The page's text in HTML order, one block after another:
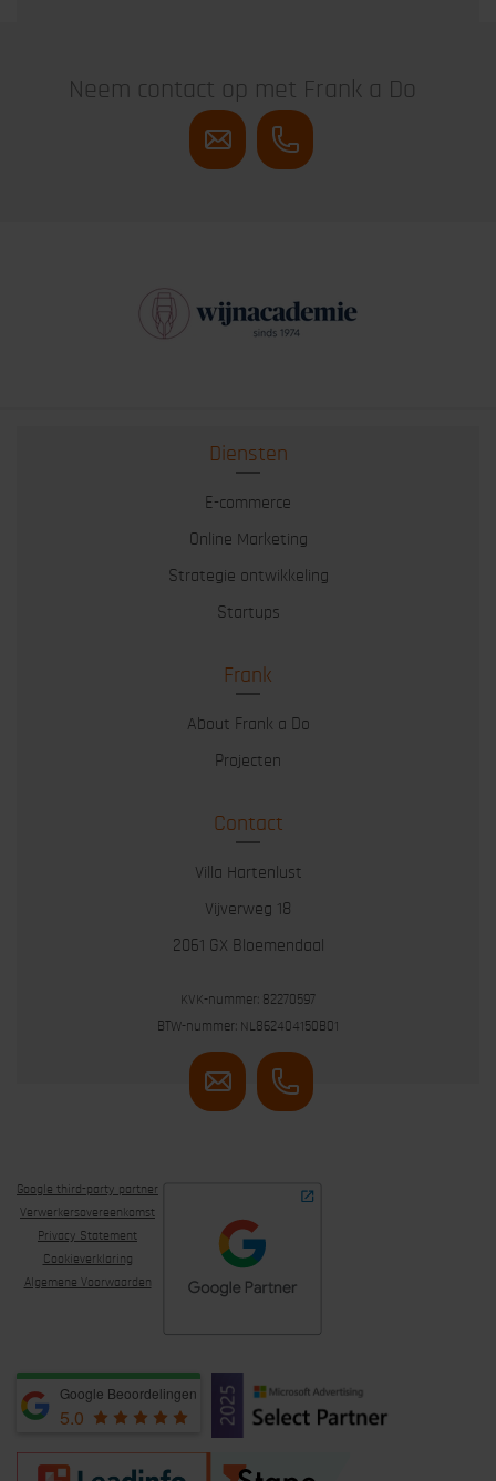
Neem contact op met Frank a Do
Diensten
E-commerce
Online Marketing
Strategie ontwikkeling
Startups
Frank
About Frank a Do
Projecten
Contact
Villa Hartenlust
Vijverweg 18
2061 GX Bloemendaal
KVK-nummer: 82270597
BTW-nummer: NL862404150B01
Google third-party partner
Verwerkersovereenkomst
Privacy Statement
Cookieverklaring
Algemene Voorwaarden
Google Beoordelingen
5.0